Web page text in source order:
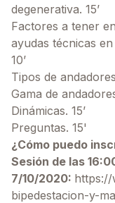
degenerativa. 15’
Factores a tener
ayudas técnicas
10’
Tipos de
Gama de
Dinámicas. 15’
Preguntas. 15'
¿Cómo puedo
Sesión de las
7/10/2020: https://
bipedestacion-y-